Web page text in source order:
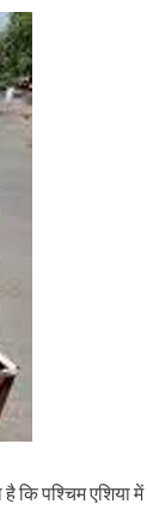
कि पश्चिम एशिया में